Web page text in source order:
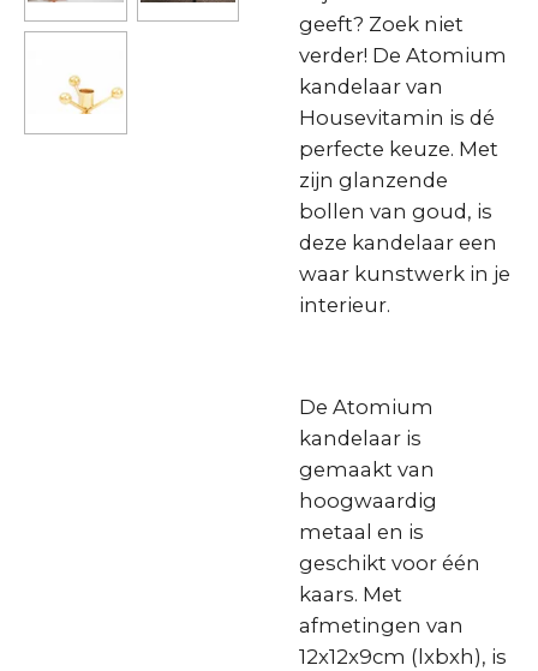
geeft? Zoek niet
verder! De Atomium
kandelaar van
Housevitamin is dé
perfecte keuze. Met
zijn glanzende
bollen van goud, is
deze kandelaar een
waar kunstwerk in je
interieur.
De Atomium
kandelaar is
gemaakt van
hoogwaardig
metaal en is
geschikt voor één
kaars. Met
afmetingen van
12x12x9cm (lxbxh), is